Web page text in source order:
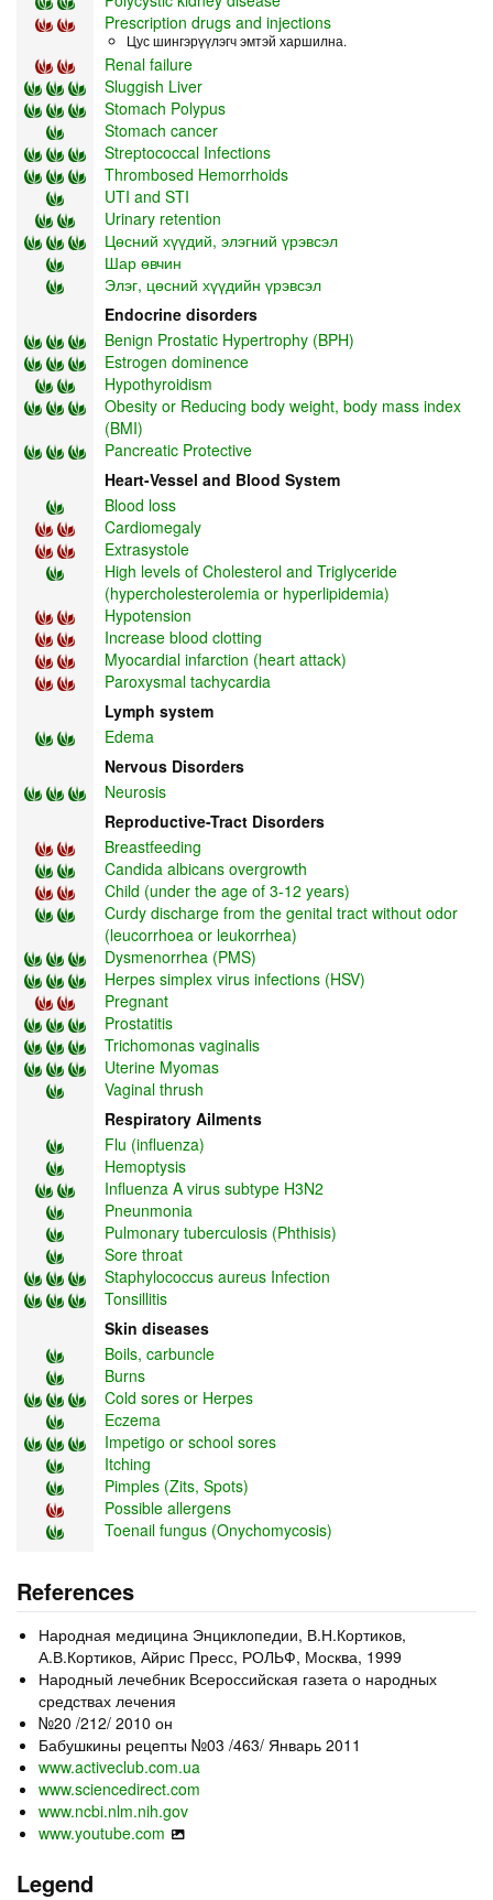
Prescription drugs and injections
Цус шингэрүүлэгч эмтэй харшилна.
Renal failure
Sluggish Liver
Stomach Polypus
Stomach cancer
Streptococcal Infections
Thrombosed Hemorrhoids
UTI and STI
Urinary retention
Цөсний хүүдий, элэгний үрэвсэл
Шар өвчин
Элэг, цөсний хүүдийн үрэвсэл
Endocrine disorders
Benign Prostatic Hypertrophy (BPH)
Estrogen dominence
Hypothyroidism
Obesity or Reducing body weight, body mass index
(BMI)
Pancreatic Protective
Heart-Vessel and Blood System
Blood loss
Cardiomegaly
Extrasystole
High levels of Cholesterol and Triglyceride
(hypercholesterolemia or hyperlipidemia)
Hypotension
Increase blood clotting
Myocardial infarction (heart attack)
Paroxysmal tachycardia
Lymph system
Edema
Nervous Disorders
Neurosis
Reproductive-Tract Disorders
Breastfeeding
Candida albicans overgrowth
Child (under the age of 3-12 years)
Curdy discharge from the genital tract without odor
(leucorrhoea or leukorrhea)
Dysmenorrhea (PMS)
Herpes simplex virus infections (HSV)
Pregnant
Prostatitis
Trichomonas vaginalis
Uterine Myomas
Vaginal thrush
Respiratory Ailments
Flu (influenza)
Hemoptysis
Influenza A virus subtype H3N2
Pneunmonia
Pulmonary tuberculosis (Phthisis)
Sore throat
Staphylococcus aureus Infection
Tonsillitis
Skin diseases
Boils, carbuncle
Burns
Cold sores or Herpes
Eczema
Impetigo or school sores
Itching
Pimples (Zits, Spots)
Possible allergens
Toenail fungus (Onychomycosis)
References
Народная медицина Энциклопедии, В.Н.Кортиков,
А.В.Кортиков, Айрис Пресс, РОЛЬФ, Москва, 1999
Народный лечебник Всероссийская газета о народных
средствах лечения
№20 /212/ 2010 он
Бабушкины рецепты №03 /463/ Январь 2011
www.activeclub.com.ua
www.sciencedirect.com
www.ncbi.nlm.nih.gov
www.youtube.com
Legend